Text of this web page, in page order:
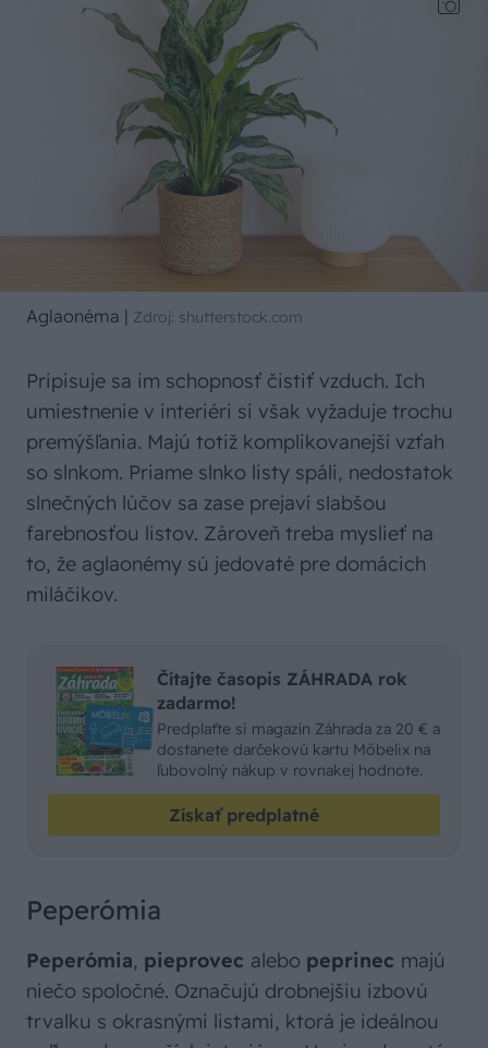
Aglaonéma | Zdroj: shutterstock.com
Pripisuje sa im schopnosť čistiť vzduch. Ich
umiestnenie v interiéri si však vyžaduje trochu
premýšľania. Majú totiž komplikovanejší vzťah
so slnkom. Priame slnko listy spáli, nedostatok
slnečných lúčov sa zase prejaví slabšou
farebnosťou listov. Zároveň treba myslieť na
to, že aglaonémy sú jedovaté pre domácich
miláčikov.
Čítajte časopis ZÁHRADA rok
zadarmo!
Predplaťte si magazín Záhrada za 20 € a
dostanete darčekovú kartu Möbelix na
ľubovolný nákup v rovnakej hodnote.
Získať predplatné
Peperómia
Peperómia, pieprovec alebo peprinec majú
niečo spoločné. Označujú drobnejšiu izbovú
trvalku s okrasnými listami, ktorá je ideálnou